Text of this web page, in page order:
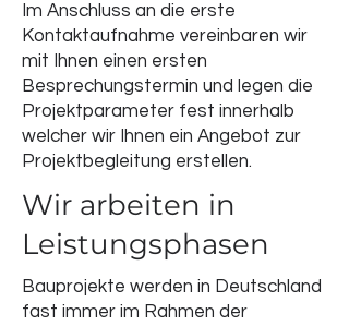
Im Anschluss an die erste
Kontaktaufnahme vereinbaren wir
mit Ihnen einen ersten
Besprechungstermin und legen die
Projektparameter fest innerhalb
welcher wir Ihnen ein Angebot zur
Projektbegleitung erstellen.
Wir arbeiten in
Leistungsphasen
Bauprojekte werden in Deutschland
fast immer im Rahmen der